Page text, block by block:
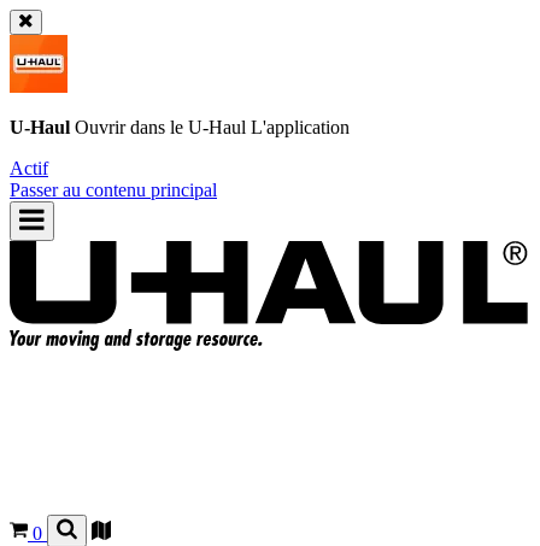
U-Haul Ouvrir dans le U-Haul L'application
Actif
Passer au contenu principal
0